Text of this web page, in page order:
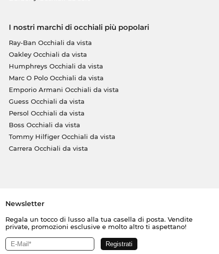
I nostri marchi di occhiali più popolari
Ray-Ban Occhiali da vista
Oakley Occhiali da vista
Humphreys Occhiali da vista
Marc O Polo Occhiali da vista
Emporio Armani Occhiali da vista
Guess Occhiali da vista
Persol Occhiali da vista
Boss Occhiali da vista
Tommy Hilfiger Occhiali da vista
Carrera Occhiali da vista
Newsletter
Regala un tocco di lusso alla tua casella di posta. Vendite
private, promozioni esclusive e molto altro ti aspettano!